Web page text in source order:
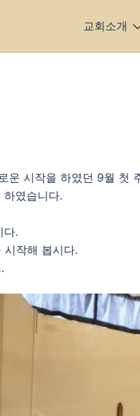
교회소개
운 시작을 하였던 9월 첫
였습니다.
다.
작해 봅시다.